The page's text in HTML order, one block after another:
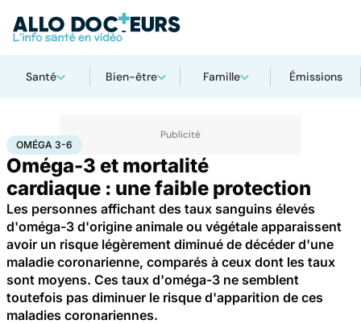
Santé Bien-être Famille Émissions
AccueilSanté Oméga 3-6
OMÉGA 3-6
Oméga-3 et mortalité
cardiaque : une faible protection
Les personnes affichant des taux sanguins élevés
d'oméga-3 d'origine animale ou végétale apparaissent
avoir un risque légèrement diminué de décéder d'une
maladie coronarienne, comparés à ceux dont les taux
sont moyens. Ces taux d'oméga-3 ne semblent
toutefois pas diminuer le risque d'apparition de ces
maladies coronariennes.